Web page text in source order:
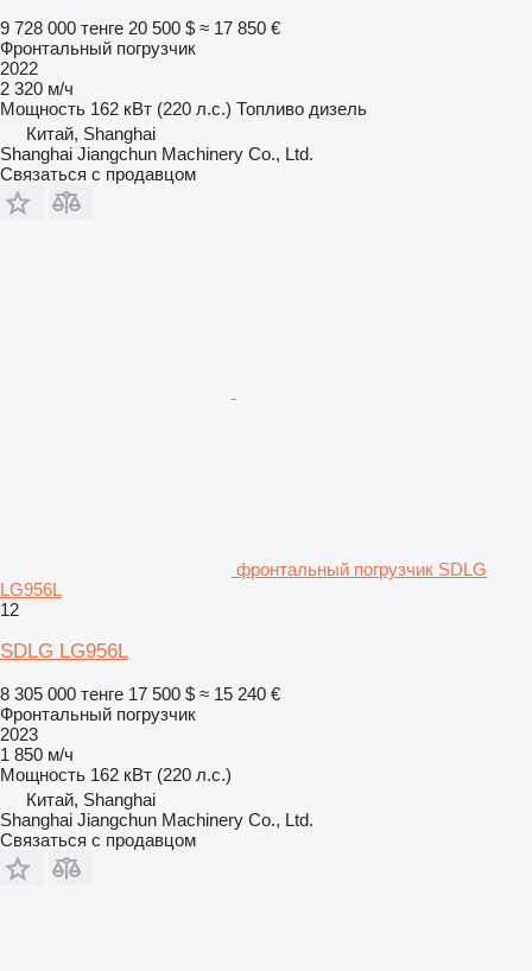
9 728 000 тенге 20 500 $ ≈ 17 850 €
Фронтальный погрузчик
2022
2 320 м/ч
Мощность 162 кВт (220 л.с.) Топливо дизель
Китай, Shanghai
Shanghai Jiangchun Machinery Co., Ltd.
Связаться с продавцом
фронтальный погрузчик SDLG
LG956L
12
SDLG LG956L
8 305 000 тенге 17 500 $ ≈ 15 240 €
Фронтальный погрузчик
2023
1 850 м/ч
Мощность 162 кВт (220 л.с.)
Китай, Shanghai
Shanghai Jiangchun Machinery Co., Ltd.
Связаться с продавцом